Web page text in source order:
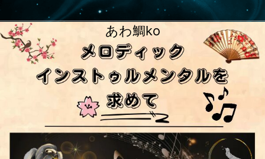
あわ鯛ko